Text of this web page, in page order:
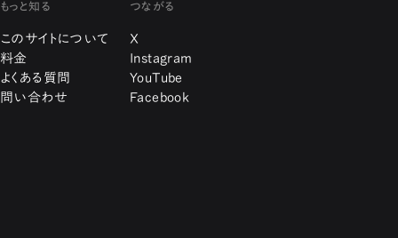
もっと知る
このサイトについて
料金
よくある質問
問い合わせ
つながる
X
Instagram
YouTube
Facebook